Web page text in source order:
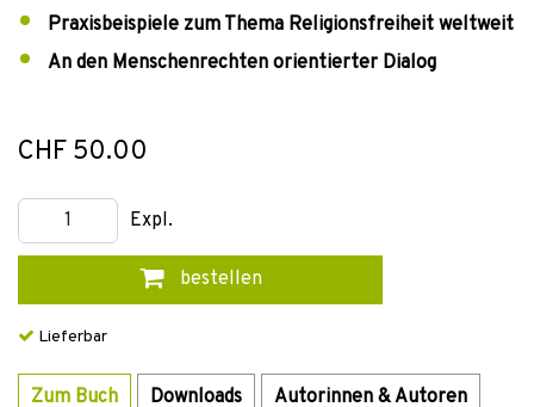
Praxisbeispiele zum Thema Religionsfreiheit weltweit
An den Menschenrechten orientierter Dialog
CHF 50.00
Expl.
bestellen
Lieferbar
Zum Buch Downloads Autorinnen & Autoren